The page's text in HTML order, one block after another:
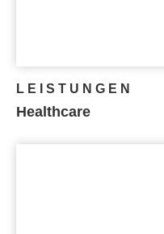
LEISTUNGEN
Healthcare